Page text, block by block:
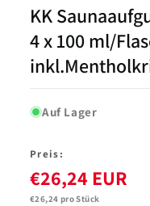
ModalKK
4 x 100 ml/
Auf Lager
Preis:
€26,24 EUR
Grundpreis
€26,24 pro Stück